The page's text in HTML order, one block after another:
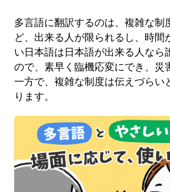
多言語に翻訳するのは、複雑な制
ど、出来る人が限られるし、時間
い日本語は日本語が出来る人なら
ので、素早く臨機応変にでき、災
一方で、複雑な制度は伝えづらい
ります。